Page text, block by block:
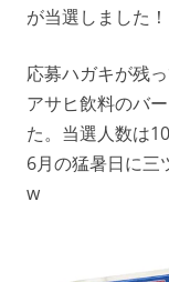
が当選しました！
応募ハガキが残
アサヒ飲料のバ
た。当選人数は
6月の猛暑日に三
w